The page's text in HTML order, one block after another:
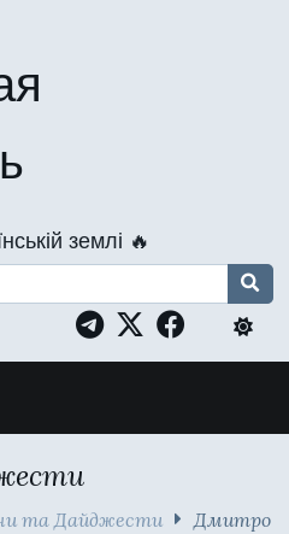
землі 🔥
та Дайджести
Дмитро